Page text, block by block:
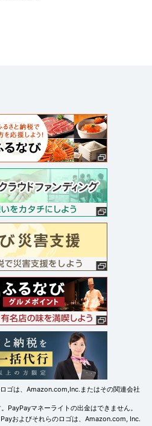
ゴは、Amazon.com,Inc.またはその関連会社
PayPayマネーライトの出金はできません。
およびそれらのロゴは、Amazon.com, Inc.